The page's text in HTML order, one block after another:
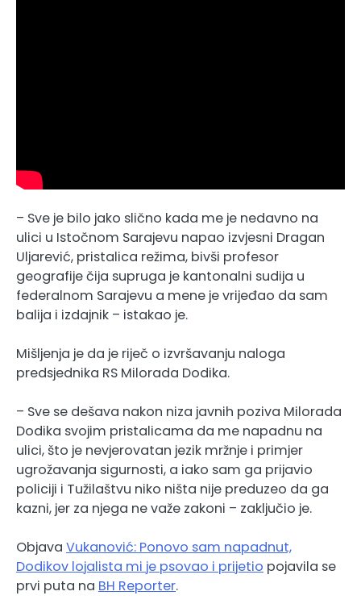
– Sve je bilo jako slično kada me je nedavno na
ulici u Istočnom Sarajevu napao izvjesni Dragan
Uljarević, pristalica režima, bivši profesor
geografije čija supruga je kantonalni sudija u
federalnom Sarajevu a mene je vrijeđao da sam
balija i izdajnik – istakao je.
Mišljenja je da je riječ o izvršavanju naloga
predsjednika RS Milorada Dodika.
– Sve se dešava nakon niza javnih poziva Milorada
Dodika svojim pristalicama da me napadnu na
ulici, što je nevjerovatan jezik mržnje i primjer
ugrožavanja sigurnosti, a iako sam ga prijavio
policiji i Tužilaštvu niko ništa nije preduzeo da ga
kazni, jer za njega ne važe zakoni – zaključio je.
Objava Vukanović: Ponovo sam napadnut,
Dodikov lojalista mi je psovao i prijetio pojavila se
prvi puta na BH Reporter.